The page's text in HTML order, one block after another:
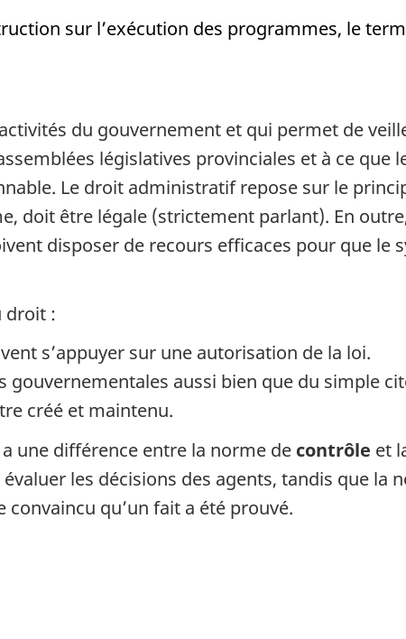
sur l’exécution des programmes, le
du gouvernement et qui permet de
législatives provinciales et à ce
Le droit administratif repose sur le
doit être légale (strictement parlant). En
disposer de recours efficaces pour que le
droit :
s’appuyer sur une autorisation de la loi.
gouvernementales aussi bien que du simple
créé et maintenu.
une différence entre la norme de contrôle et
les décisions des agents, tandis que la
qu’un fait a été prouvé.